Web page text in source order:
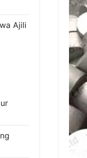
Ajili